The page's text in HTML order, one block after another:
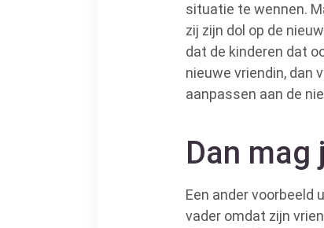
situatie te wennen.
zij zijn dol op de
dat de kinderen dat
nieuwe vriendin, dan
aanpassen aan de
Dan mag
Een ander voorbeeld
vader omdat zijn